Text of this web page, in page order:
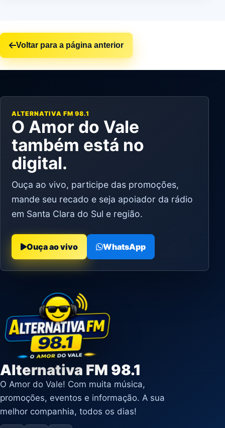
Voltar para a página anterior
ALTERNATIVA FM 98.1
O Amor do Vale
também está no
digital.
Ouça ao vivo, participe das promoções,
mande seu recado e seja apoiador da rádio
em Santa Clara do Sul e região.
Ouça ao vivo WhatsApp
Alternativa FM 98.1
O Amor do Vale! Com muita música,
promoções, eventos e informação. A sua
melhor companhia, todos os dias!